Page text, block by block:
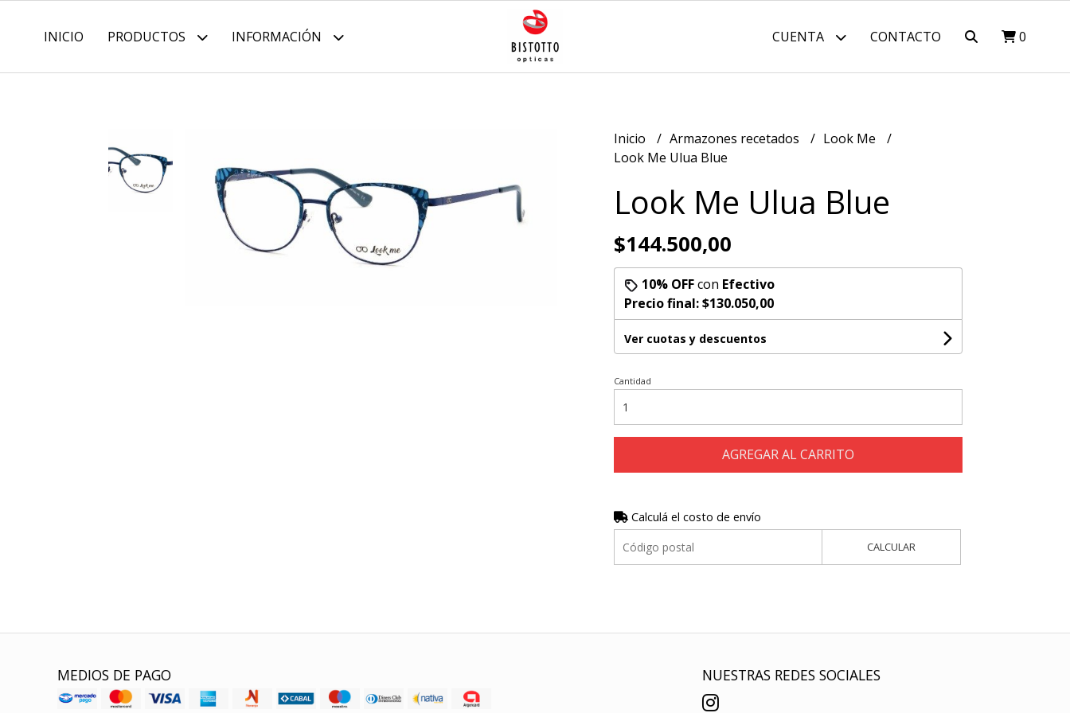
INICIO PRODUCTOS INFORMACIÓN CUENTA CONTACTO 0
Inicio Armazones recetados
Look Me
Look Me Ulua Blue
Look Me Ulua Blue
$144.500,00
10% OFFcon Efectivo
Precio final:$130.050,00
Ver cuotas y descuentos
Cantidad
AGREGAR AL CARRITO
Calculá el costo de envío
CALCULAR
MEDIOS DE PAGO NUESTRAS REDES SOCIALES